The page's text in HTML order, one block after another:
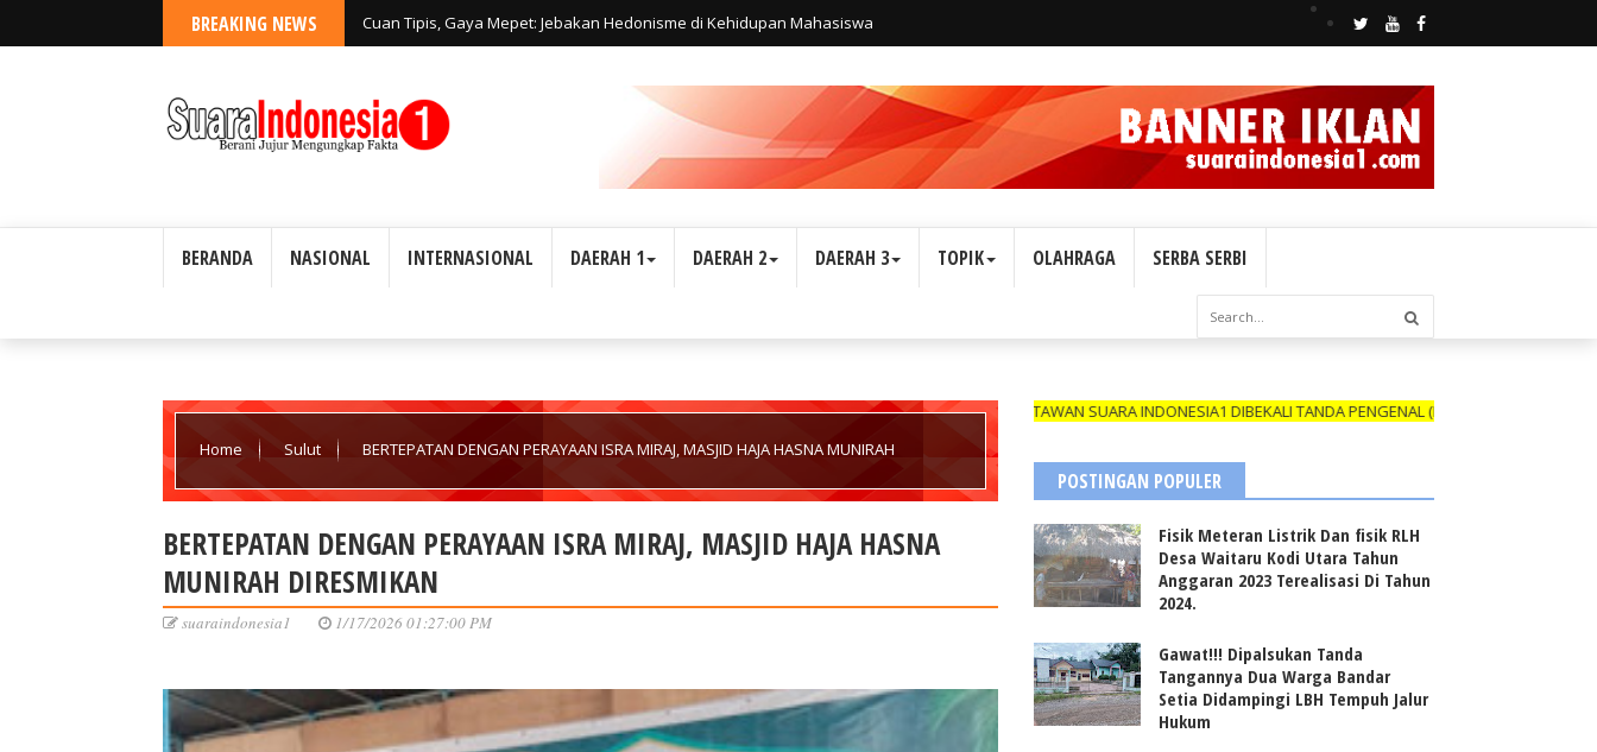
BREAKING NEWS Cuan Tipis, Gaya Mepet: Jebakan Hedonisme di Kehidupan Mahasiswa
BERANDA NASIONAL INTERNASIONAL DAERAH 1 DAERAH 2 DAERAH 3 TOPIK OLAHRAGA SERBA SERBI
Home Sulut BERTEPATAN DENGAN PERAYAAN ISRA MIRAJ, MASJID HAJA HASNA MUNIRAH
BERTEPATAN DENGAN PERAYAAN ISRA MIRAJ, MASJID HAJA HASNA
MUNIRAH DIRESMIKAN
suaraindonesia1 1/17/2026 01:27:00 PM
WARTAWAN SUARA INDONESIA1 DIBEKALI TANDA PENGENAL (ID CARD) YANG MASIH BERLAKU DAN
POSTINGAN POPULER
Fisik Meteran Listrik Dan fisik RLH
Desa Waitaru Kodi Utara Tahun
Anggaran 2023 Terealisasi Di Tahun
2024.
Gawat!!! Dipalsukan Tanda
Tangannya Dua Warga Bandar
Setia Didampingi LBH Tempuh Jalur
Hukum